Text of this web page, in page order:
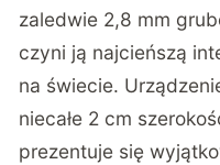
zaledwie 2,8 mm
czyni ją najcieńszą
na świecie.
niecałe 2 cm
prezentuje się